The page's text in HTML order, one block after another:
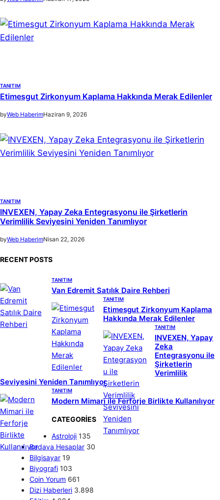
TANITIM
Etimesgut Zirkonyum Kaplama Hakkında Merak Edilenler
byWeb HaberimHaziran 9, 2026
TANITIM
INVEXEN, Yapay Zeka Entegrasyonu ile Şirketlerin
Verimlilik Seviyesini Yeniden Tanımlıyor
byWeb HaberimNisan 22, 2026
RECENT POSTS
TANITIM
Van Edremit Satılık Daire Rehberi
TANITIM
Etimesgut Zirkonyum Kaplama
Hakkında Merak Edilenler
TANITIM
INVEXEN, Yapay
Zeka
Entegrasyonu ile
Şirketlerin
Verimlilik
Seviyesini Yeniden Tanımlıyor
TANITIM
Modern Mimari ile Ferforje Birlikte Kullanılıyor
CATEGORIES
Astroloji 135
Bedava Hesaplar 30
Bilgisayar 19
Biyografi 103
Coin Yorum 661
Dizi Haberleri 3.898